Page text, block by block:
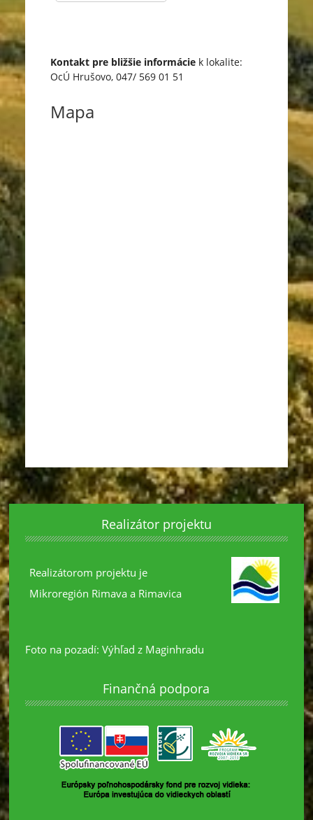
Kontakt pre bližšie informáciek lokalite:
OcÚ Hrušovo, 047/ 569 01 51
Mapa
Realizátor projektu
Realizátorom projektu je
Mikroregión Rimava a Rimavica
Foto na pozadí: Výhľad z Maginhradu
Finančná podpora